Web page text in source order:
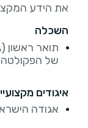
את הידע
השכלה
של הפקולטה
איגודים
אגודה